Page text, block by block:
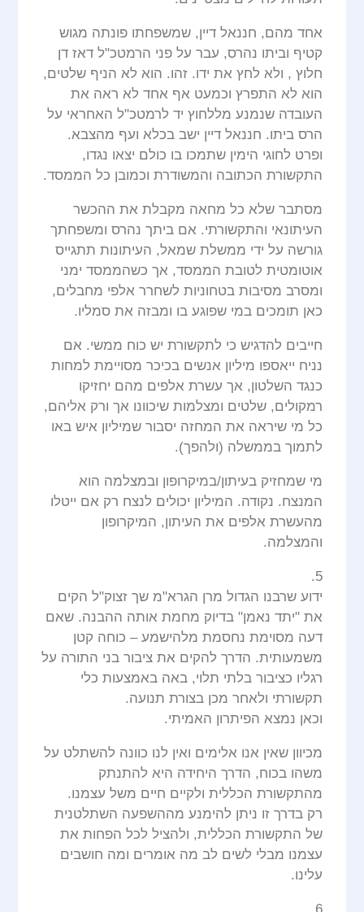
אחד מהם, חננאל דיין, שמשפחתו פונתה מגוש
קטיף וביתו נהרס, עבר על פני הרמטכ"ל דאז דן
חלוץ , ולא לחץ את ידו. זהו. הוא לא הניף שלטים,
הוא לא התפרץ וכמעט אף אחד לא ראה את
העובדה שנמנע מללחוץ יד לרמטכ"ל האחראי על
הרס ביתו. חננאל דיין ישב בכלא ועף מהצבא.
ופרט לחוגי הימין שתמכו בו כולם יצאו נגדו,
התקשורת הכתובה והמשודרת וכמובן כל הממסד.
מסתבר שלא כל מחאה מקבלת את ההכשר
העיתונאי והתקשורתי. אם ביתך נהרס ומשפחתך
גורשה על ידי ממשלת שמאל, העיתונות תתגייס
אוטומטית לטובת הממסד, אך כשהממסד ימני
ומסרב מסיבות בטחוניות לשחרר אלפי מחבלים,
כאן תומכים במי שפוגע בו ומבזה את סמליו.
חייבים להדגיש כי לתקשורת יש כוח ממשי. אם
נניח ייאספו מיליון אנשים בכיכר מסויימת למחות
כנגד השלטון, אך עשרת אלפים מהם יחזיקו
רמקולים, שלטים ומצלמות שיכוונו אך ורק אליהם,
כל מי שיראה את המחזה יסבור שמיליון איש באו
לתמוך בממשלה (ולהפך).
מי שמחזיק בעיתון/במיקרופון ובמצלמה הוא
המנצח. נקודה. המיליון יכולים לנצח רק אם ייטלו
מהעשרת אלפים את העיתון, המיקרופון
והמצלמה.
5.
ידוע שרבנו הגדול מרן הגרא"מ שך זצוק"ל הקים
את "יתד נאמן" בדיוק מחמת אותה ההבנה. שאם
דעה מסוימת נחסמת מלהישמע – כוחה קטן
משמעותית. הדרך להקים את ציבור בני התורה על
רגליו כציבור בלתי תלוי, באה באמצעות כלי
תקשורתי ולאחר מכן בצורת תנועה.
וכאן נמצא הפיתרון האמיתי.
מכיוון שאין אנו אלימים ואין לנו כוונה להשתלט על
משהו בכוח, הדרך היחידה היא להתנתק
מהתקשורת הכללית ולקיים חיים משל עצמנו.
רק בדרך זו ניתן להימנע מההשפעה השתלטנית
של התקשורת הכללית, ולהציל לכל הפחות את
עצמנו מבלי לשים לב מה אומרים ומה חושבים
עלינו.